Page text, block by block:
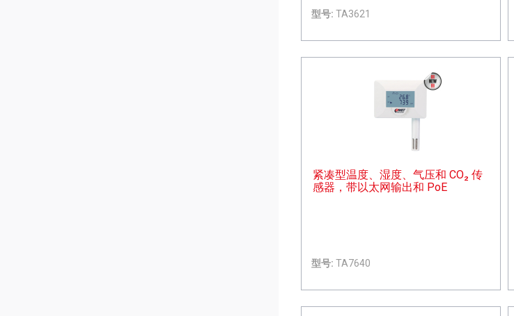
型号: TA3621
紧凑型温度、湿度、气压和 CO₂ 传
感器，带以太网输出和 PoE
型号: TA7640